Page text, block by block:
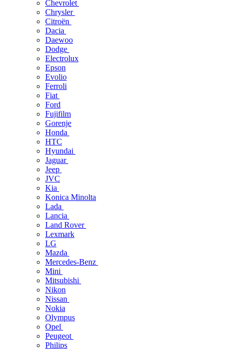
Chevrolet
Chrysler
Citroën
Dacia
Daewoo
Dodge
Electrolux
Epson
Evolio
Ferroli
Fiat
Ford
Fujifilm
Gorenje
Honda
HTC
Hyundai
Jaguar
Jeep
JVC
Kia
Konica Minolta
Lada
Lancia
Land Rover
Lexmark
LG
Mazda
Mercedes-Benz
Mini
Mitsubishi
Nikon
Nissan
Nokia
Olympus
Opel
Peugeot
Philips